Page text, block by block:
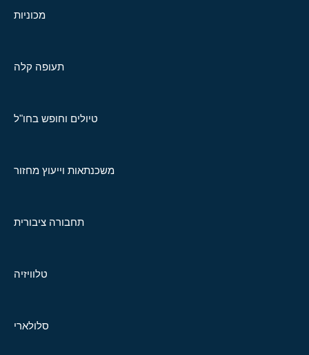
מכוניות
תעופה קלה
טיולים וחופש בחו"ל
משכנתאות וייעוץ מחזור
תחבורה ציבורית
טלוויזיה
סלולארי